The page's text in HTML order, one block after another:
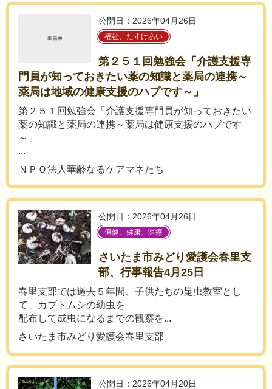
公開日：2026年04月26日
福祉、たすけあい
第２５１回勉強会「介護支援専
門員が知っておきたい薬の知識と薬局の連携～
薬局は地域の健康支援のハブです～」
第２５１回勉強会「介護支援専門員が知っておきたい
薬の知識と薬局の連携～薬局は健康支援のハブです
～」
...
ＮＰＯ法人華齢なるケアマネたち
公開日：2026年04月26日
保健、健康、医療
さいたま市みどり愛護会春里支
部、行事報告4月25日
春里支部では過去５年間、子供たちの昆虫教室とし
て、カブトムシの幼虫を
配布して成虫になるまでの観察を...
さいたま市みどり愛護会春里支部
公開日：2026年04月20日